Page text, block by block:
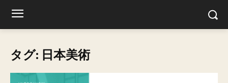
タグ: 日本美術